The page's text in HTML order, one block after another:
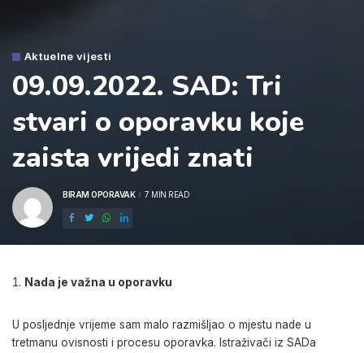
Aktuelne vijesti
09.09.2022. SAD: Tri
stvari o oporavku koje
zaista vrijedi znati
POSTED
BIRAM OPORAVAK 7 MIN READ
Nada je važna u oporavku
U posljednje vrijeme sam malo razmišljao o mjestu nade u
tretmanu ovisnosti i procesu oporavka. Istraživači iz SADa